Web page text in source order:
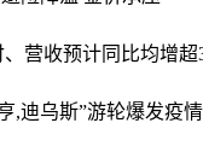
营收预计同比均增超
,迪乌斯”游轮爆发疫